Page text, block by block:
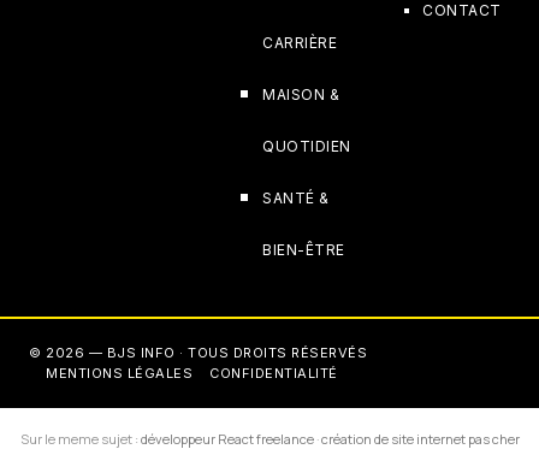
CARRIÈRE
MAISON &
QUOTIDIEN
SANTÉ &
BIEN-ÊTRE
CONTACT
© 2026 — BJS INFO · TOUS DROITS RÉSERVÉS
MENTIONS LÉGALES
CONFIDENTIALITÉ
Sur le meme sujet : développeur React freelance·création de site internet pas cher